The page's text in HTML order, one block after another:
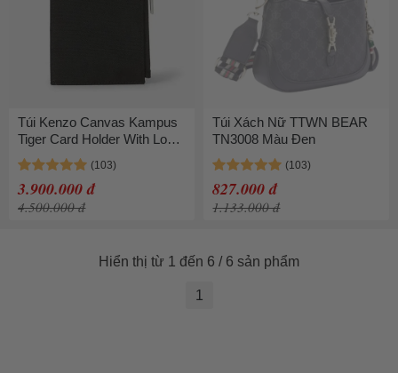
Túi Kenzo Canvas Kampus
Tiger Card Holder With Long
Strap Màu Đen
3.900.000 đ
4.500.000 đ
Túi Xách Nữ TTWN BEAR
TN3008 Màu Đen
827.000 đ
1.133.000 đ
Hiển thị từ 1 đến 6 / 6 sản phẩm
1